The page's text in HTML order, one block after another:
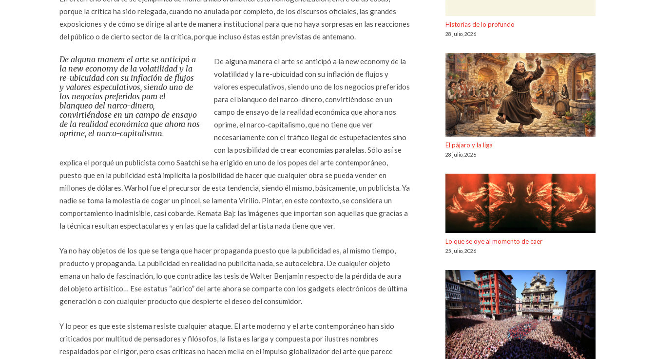
porque la crítica ha sido relegada, cuando no anulada por completo, de los discursos oficiales, las grandes
exposiciones y de cómo se dirige al arte de manera institucional para que no haya sorpresas en las reacciones
del público o de cierto sector de la crítica, porque incluso éstas están previstas de antemano.
De alguna manera el arte se anticipó a
la new economy de la volatilidad y la
re-ubicuidad con su inflación de flujos
y valores especulativos, siendo uno de
los negocios preferidos para el
blanqueo del narco-dinero,
convirtiéndose en un campo de ensayo
de la realidad económica que ahora nos
oprime, el narco-capitalismo.
De alguna manera el arte se anticipó a la new economy de la
volatilidad y la re-ubicuidad con su inflación de flujos y
valores especulativos, siendo uno de los negocios preferidos
para el blanqueo del narco-dinero, convirtiéndose en un
campo de ensayo de la realidad económica que ahora nos
oprime, el narco-capitalismo, que no tiene que ver
necesariamente con el tráfico ilegal de estupefacientes sino
con la posibilidad de crear economías paralelas. Sólo así se
explica el porqué un publicista como Saatchi se ha erigido en uno de los popes del arte contemporáneo,
puesto que en la publicidad está implícita la posibilidad de hacer que cualquier obra se pueda vender en
millones de dólares. Warhol fue el precursor de esta tendencia, siendo él mismo, básicamente, un publicista. Ya
nadie se toma la molestia de coger un pincel, se lamenta Virilio. Pintar, en este contexto, se considera un
comportamiento inadmisible, casi cobarde. Remata Baj: las imágenes que importan son aquellas que gracias a
la técnica resultan espectaculares y en las que la calidad del artista nada tiene que ver.
Ya no hay objetos de los que se tenga que hacer propaganda puesto que la publicidad es, al mismo tiempo,
producto y propaganda. La publicidad en realidad no publicita nada, se autocelebra. De cualquier objeto
emana un halo de fascinación, lo que contradice las tesis de Walter Benjamin respecto de la pérdida de aura
del objeto artísitico… Ese estatus “aúrico” del arte ahora se comparte con los gadgets electrónicos de última
generación o con cualquier producto que despierte el deseo del consumidor.
Y lo peor es que este sistema resiste cualquier ataque. El arte moderno y el arte contemporáneo han sido
criticados por multitud de pensadores y filósofos, la lista es larga y compuesta por ilustres nombres
respaldados por el rigor, pero esas críticas no hacen mella en el impulso globalizador del arte que parece
Historias de lo profundo
28 julio, 2026
El pájaro y la liga
28 julio, 2026
Lo que se oye al momento de caer
25 julio, 2026